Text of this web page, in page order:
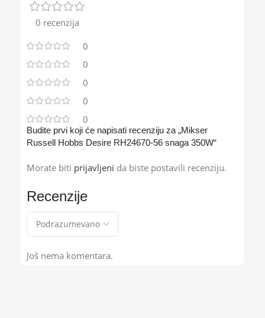
0 recenzija
0
0
0
0
0
Recenzije
Još nema komentara.
Budite prvi koji će napisati recenziju za „Mikser
Russell Hobbs Desire RH24670-56 snaga 350W“
Morate biti prijavljeni da biste postavili recenziju.